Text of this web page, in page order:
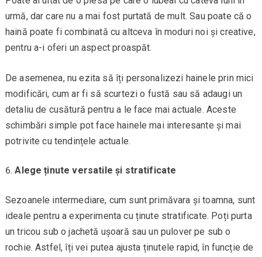
urmă, dar care nu a mai fost purtată de mult. Sau poate că o
haină poate fi combinată cu altceva în moduri noi și creative,
pentru a-i oferi un aspect proaspăt.
De asemenea, nu ezita să îți personalizezi hainele prin mici
modificări, cum ar fi să scurtezi o fustă sau să adaugi un
detaliu de cusătură pentru a le face mai actuale. Aceste
schimbări simple pot face hainele mai interesante și mai
potrivite cu tendințele actuale.
Alege ținute versatile și stratificate
Sezoanele intermediare, cum sunt primăvara și toamna, sunt
ideale pentru a experimenta cu ținute stratificate. Poți purta
un tricou sub o jachetă ușoară sau un pulover pe sub o
rochie. Astfel, îți vei putea ajusta ținutele rapid, în funcție de